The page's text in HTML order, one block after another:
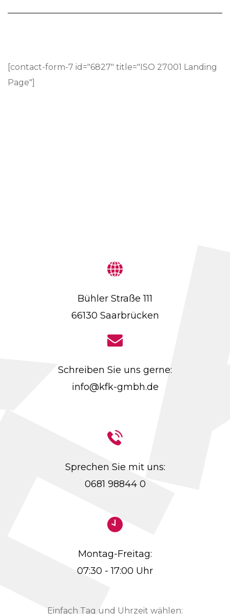
[contact-form-7 id="6827" title="ISO 27001 Landing
Page"]
Bühler Straße 111
66130 Saarbrücken
Schreiben Sie uns gerne:
info@kfk-gmbh.de
Sprechen Sie mit uns:
0681 98844 0
Montag-Freitag:
07:30 - 17:00 Uhr
Einfach Tag und Uhrzeit wählen: